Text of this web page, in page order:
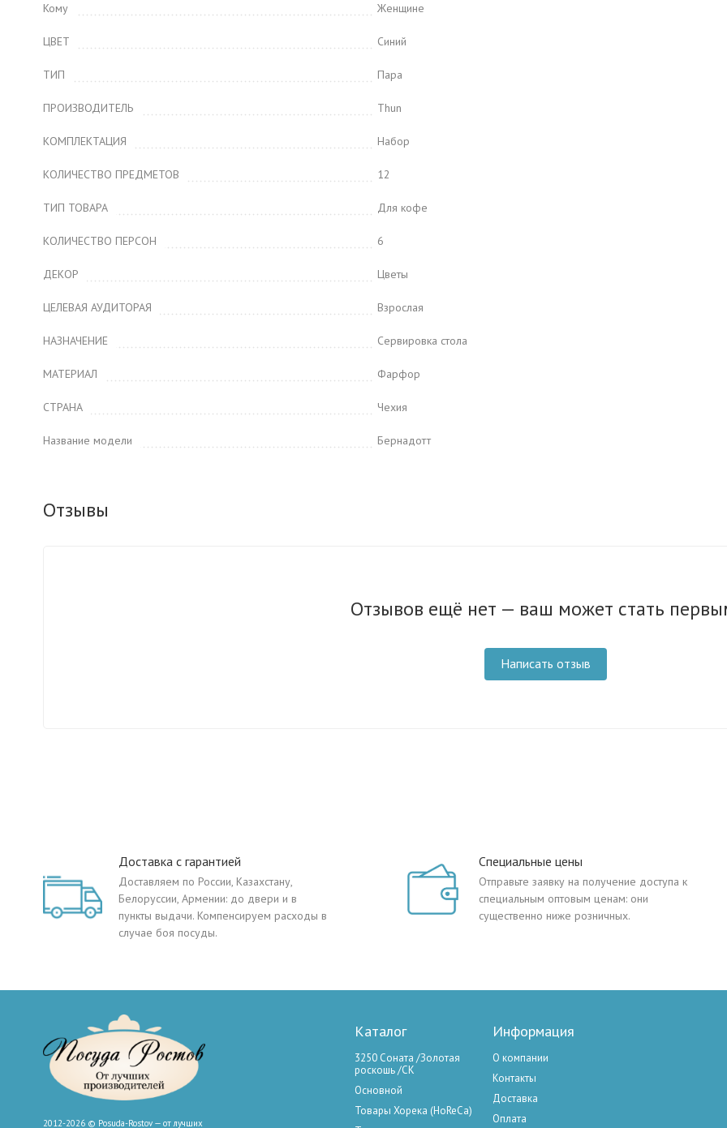
Кому Женщине
ЦВЕТ Синий
ТИП Пара
ПРОИЗВОДИТЕЛЬ Thun
КОМПЛЕКТАЦИЯ Набор
КОЛИЧЕСТВО ПРЕДМЕТОВ 12
ТИП ТОВАРА Для кофе
КОЛИЧЕСТВО ПЕРСОН 6
ДЕКОР Цветы
ЦЕЛЕВАЯ АУДИТОРАЯ Взрослая
НАЗНАЧЕНИЕ Сервировка стола
МАТЕРИАЛ Фарфор
СТРАНА Чехия
Название модели Бернадотт
Отзывы
Отзывов ещё нет — ваш может стать
Написать отзыв
Доставка с гарантией
Доставляем по России, Казахстану,
Белоруссии, Армении: до двери и в
пункты выдачи. Компенсируем расходы в
случае боя посуды.
Специальные цены
Отправьте заявку на получение доступа к
специальным оптовым ценам: они
существенно ниже розничных.
2012-2026 © Posuda-Rostov — от лучших
Каталог
3250 Соната /Золотая
роскошь /СК
Основной
Товары Хорека (HoReCa)
Информация
О компании
Контакты
Доставка
Оплата